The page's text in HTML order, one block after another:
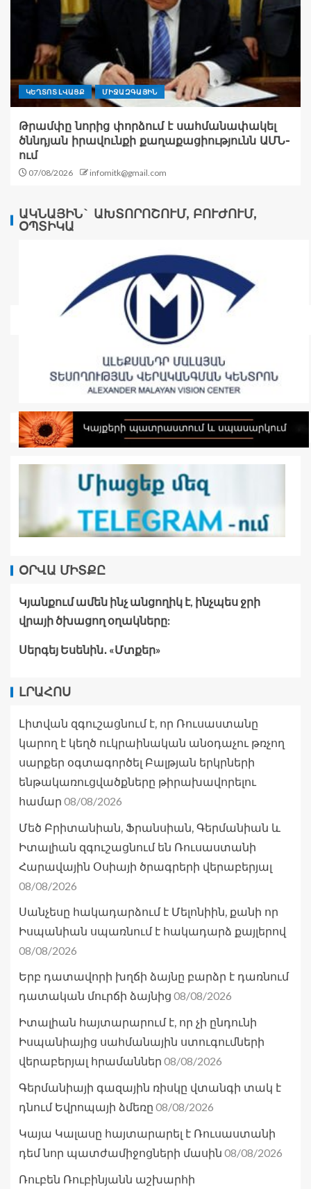
ԿԵՂՏՈՏ ԼՎԱՑՔ ՄԻՋԱԶԳԱՅԻՆ
Թրամփը նորից փորձում է սահմանափակել
ծննդյան իրավունքի քաղաքացիությունն ԱՄՆ-
ում
07/08/2026 infomitk@gmail.com
ԱԿՆԱՅԻՆ` ԱԽՏՈՐՈՇՈՒՄ, ԲՈՒԺՈՒՄ,
ՕՊՏԻԿԱ
ՕՐՎԱ ՄԻՏՔԸ
Կյանքում ամեն ինչ անցողիկ է, ինչպես ջրի
վրայի ծխացող օղակները:
Սերգեյ Եսենին․ «Մտքեր»
ԼՐԱՀՈՍ
Լիտվան զգուշացնում է, որ Ռուսաստանը
կարող է կեղծ ուկրաինական անօդաչու թռչող
սարքեր օգտագործել Բալթյան երկրների
ենթակառուցվածքները թիրախավորելու
համար 08/08/2026
Մեծ Բրիտանիան, Ֆրանսիան, Գերմանիան և
Իտալիան զգուշացնում են Ռուսաստանի
Հարավային Օսիայի ծրագրերի վերաբերյալ
08/08/2026
Սանչեսը հակադարձում է Մելոնիին, քանի որ
Իսպանիան սպառնում է հակադարձ քայլերով
08/08/2026
Երբ դատավորի խղճի ձայնը բարձր է դառնում
դատական մուրճի ձայնից 08/08/2026
Իտալիան հայտարարում է, որ չի ընդունի
Իսպանիայից սահմանային ստուգումների
վերաբերյալ հրամաններ 08/08/2026
Գերմանիայի գազային ռիսկը վտանգի տակ է
դնում Եվրոպայի ձմեռը 08/08/2026
Կայա Կալասը հայտարարել է Ռուսաստանի
դեմ նոր պատժամիջոցների մասին 08/08/2026
Ռուբեն Ռուբինյանն աշխարհի